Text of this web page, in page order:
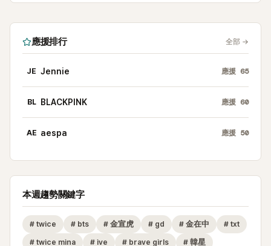
應援排行 全部 →
JE Jennie 應援 65
BL BLACKPINK 應援 60
AE aespa 應援 50
本週趨勢關鍵字
# twice # bts # 金宣虎 # gd # 金在中 # txt
# twice mina # ive # brave girls # 韓星